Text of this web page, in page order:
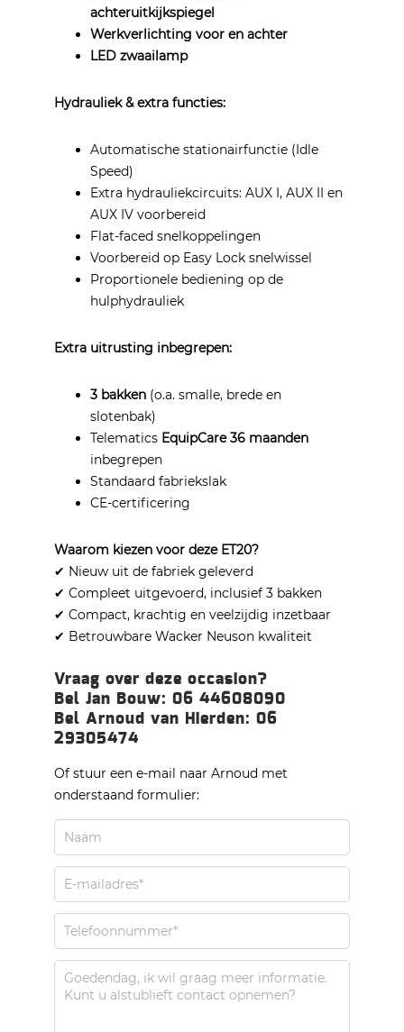
achteruitkijkspiegel
Werkverlichting voor en achter
LED zwaailamp
Hydrauliek & extra functies:
Automatische stationairfunctie (Idle
Speed)
Extra hydrauliekcircuits: AUX I, AUX II en
AUX IV voorbereid
Flat-faced snelkoppelingen
Voorbereid op Easy Lock snelwissel
Proportionele bediening op de
hulphydrauliek
Extra uitrusting inbegrepen:
3 bakken (o.a. smalle, brede en
slotenbak)
Telematics EquipCare 36 maanden
inbegrepen
Standaard fabriekslak
CE-certificering
Waarom kiezen voor deze ET20?
✔ Nieuw uit de fabriek geleverd
✔ Compleet uitgevoerd, inclusief 3 bakken
✔ Compact, krachtig en veelzijdig inzetbaar
✔ Betrouwbare Wacker Neuson kwaliteit
Vraag over deze occasion?
Bel Jan Bouw: 06 44608090
Bel Arnoud van Hierden: 06
29305474
Of stuur een e-mail naar Arnoud met
onderstaand formulier: